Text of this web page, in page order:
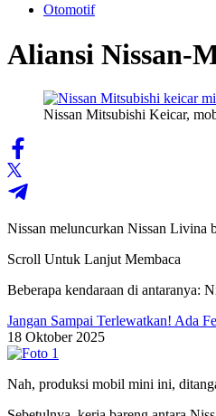
Otomotif
Aliansi Nissan-
Nissan Mitsubishi Keicar,
Nissan meluncurkan Nissan Livina
Scroll Untuk Lanjut Membaca
Beberapa kendaraan di antaranya:
Jangan Sampai Terlewatkan! Ada
18 Oktober 2025
Nah, produksi mobil mini ini,